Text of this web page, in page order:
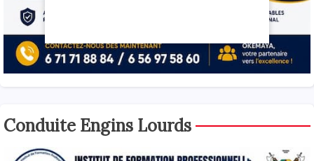
Conduite Engins Lourds